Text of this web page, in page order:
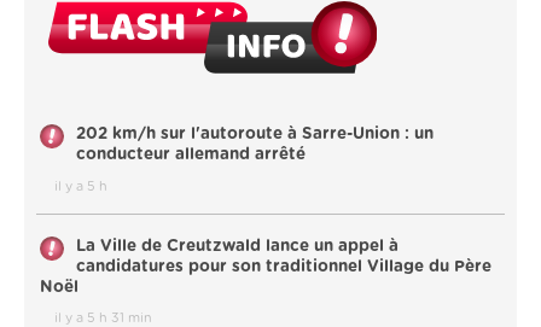
202 km/h sur l'autoroute à Sarre-Union : un
conducteur allemand arrêté
il y a 5 h
La Ville de Creutzwald lance un appel à
candidatures pour son traditionnel Village du Père
Noël
il y a 5 h 31 min